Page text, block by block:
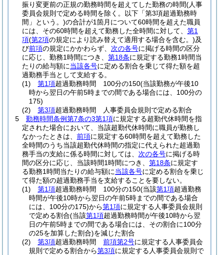
振り変更前の正規の勤務時間を超えてした勤務の時間(人事
委員会規則で定める時間を除く。以下「第3項超過勤務時
間」という。)の合計が1箇月について60時間を超えた職員
には、その60時間を超えて勤務した全時間に対して、 第1
項(第2項の規定により読み替えて適用する場合を含む。)及
び前項の規定にかかわらず、 次の各号に掲げる時間の区分
に応じ、勤務1時間につき、 第18条に規定する勤務1時間当
たりの給与額に当該各号に定める割合を乗じて得た額を超
過勤務手当として支給する。
(1)
第1項超過勤務時間 100分の150(当該勤務が午後10
時から翌日の午前5時までの間である場合には、100分の
175)
(2)
第3項超過勤務時間 人事委員会規則で定める割合
5
勤務時間条例第7条の3第1項に規定する超勤代休時間を指
定された場合において、当該超勤代休時間に職員が勤務し
なかったときは、 前項に規定する60時間を超えて勤務した
全時間のうち当該超勤代休時間の指定に代えられた超過勤
務手当の支給に係る時間に対しては、 次の各号に掲げる時
間の区分に応じ、当該時間1時間につき、 第18条に規定す
る勤務1時間当たりの給与額に当該各号に定める割合を乗じ
て得た額の超過勤務手当を支給することを要しない。
(1)
第1項超過勤務時間 100分の150(当該第1項超過勤務
時間が午後10時から翌日の午前5時までの間である場合
には、100分の175)から第1項に規定する人事委員会規則
で定める割合(当該第1項超過勤務時間が午後10時から翌
日の午前5時までの間である場合には、その割合に100分
の25を加算した割合)を減じた割合
(2)
第3項超過勤務時間 前項第2号に規定する人事委員会
規則で定める割合から第3項に規定する人事委員会規則で